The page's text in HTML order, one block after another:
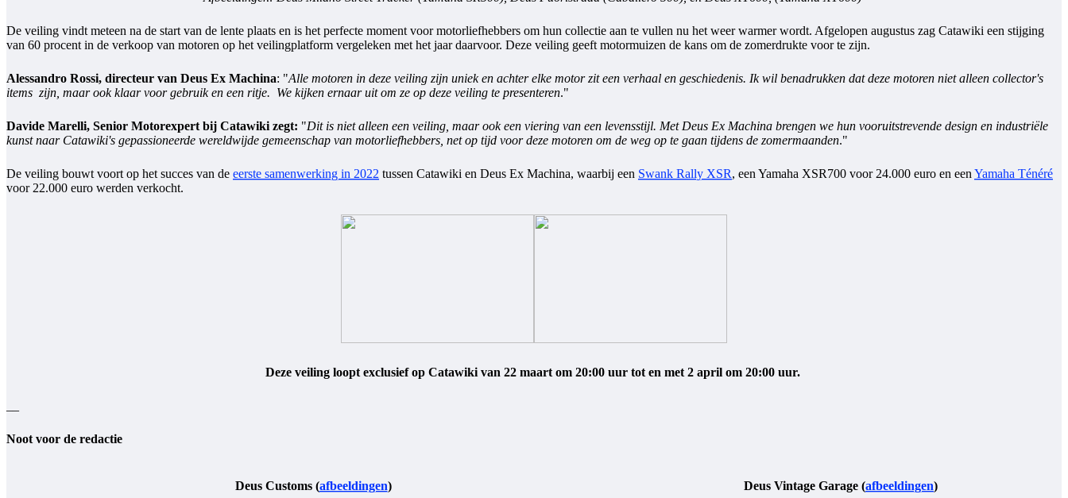
De veiling vindt meteen na de start van de lente plaats en is het perfecte moment voor motorliefhebbers om hun collectie aan te vullen nu het weer warmer wordt. Afgelopen augustus zag Catawiki een stijging
van 60 procent in de verkoop van motoren op het veilingplatform vergeleken met het jaar daarvoor. Deze veiling geeft motormuizen de kans om de zomerdrukte voor te zijn.
Alessandro Rossi, directeur van Deus Ex Machina: "Alle motoren in deze veiling zijn uniek en achter elke motor zit een verhaal en geschiedenis. Ik wil benadrukken dat deze motoren niet alleen collector's
items zijn, maar ook klaar voor gebruik en een ritje. We kijken ernaar uit om ze op deze veiling te presenteren."
Davide Marelli, Senior Motorexpert bij Catawiki zegt: "Dit is niet alleen een veiling, maar ook een viering van een levensstijl. Met Deus Ex Machina brengen we hun vooruitstrevende design en industriële
kunst naar Catawiki's gepassioneerde wereldwijde gemeenschap van motorliefhebbers, net op tijd voor deze motoren om de weg op te gaan tijdens de zomermaanden."
De veiling bouwt voort op het succes van de eerste samenwerking in 2022 tussen Catawiki en Deus Ex Machina, waarbij een Swank Rally XSR, een Yamaha XSR700 voor 24.000 euro en een Yamaha Ténéré
voor 22.000 euro werden verkocht.
Deze veiling loopt exclusief op Catawiki van 22 maart om 20:00 uur tot en met 2 april om 20:00 uur.
Noot voor de redactie
Deus Customs (afbeeldingen) Deus Vintage Garage (afbeeldingen)